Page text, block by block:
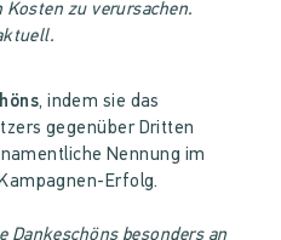
zu verursachen.
, indem sie das
gegenüber Dritten
Nennung im
Erfolg.
Dankeschöns besonders an